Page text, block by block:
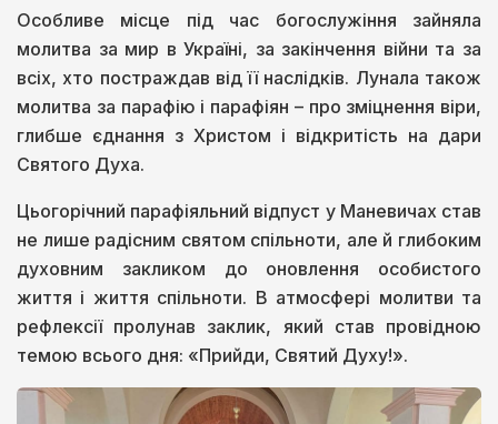
Особливе місце під час богослужіння зайняла
молитва за мир в Україні, за закінчення війни та за
всіх, хто постраждав від її наслідків. Лунала також
молитва за парафію і парафіян – про зміцнення віри,
глибше єднання з Христом і відкритість на дари
Святого Духа.
Цьогорічний парафіяльний відпуст у Маневичах став
не лише радісним святом спільноти, але й глибоким
духовним закликом до оновлення особистого
життя і життя спільноти. В атмосфері молитви та
рефлексії пролунав заклик, який став провідною
темою всього дня: «Прийди, Святий Духу!».